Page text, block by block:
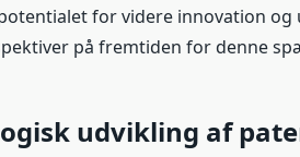
for videre innovation
på fremtiden for denne
udvikling af